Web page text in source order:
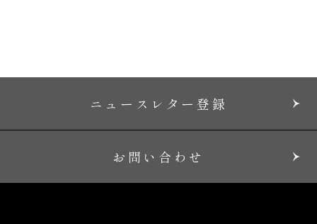
ニュースレター登録
お問い合わせ